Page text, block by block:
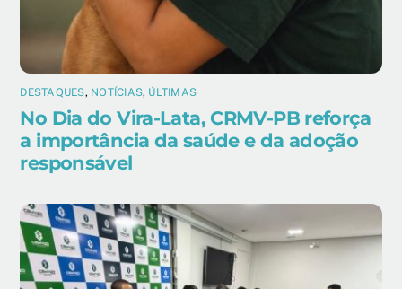
DESTAQUES, NOTÍCIAS, ÚLTIMAS
No Dia do Vira-Lata, CRMV-PB reforça
a importância da saúde e da adoção
responsável